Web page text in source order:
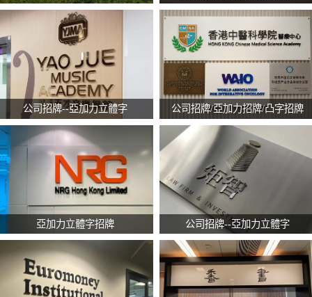
公司招牌--亞加力立體字 公司招牌/亞加力招牌/凸字招牌
亞加力立體字招牌 公司招牌--亞加力立體字